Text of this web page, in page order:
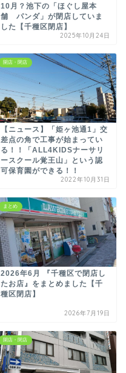
10月？池下の「ほぐし屋本
舗 パンダ」が閉店していま
した【千種区閉店】
2025年10月24日
開店・閉店
【ニュース】「姫ヶ池通1」交
差点の角で工事が始まってい
る！！「ALL4KIDSナーサリ
ースクール覚王山」という認
可保育園ができる！！
2022年10月31日
まとめ
2026年6月 『千種区で閉店し
たお店』をまとめました【千
種区閉店】
2026年7月19日
開店・閉店